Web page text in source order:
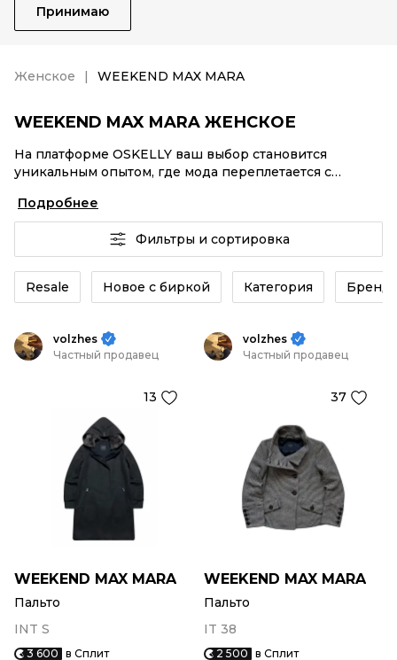
Принимаю
Женское WEEKEND MAX MARA
WEEKEND MAX MARA ЖЕНСКОЕ
На платформе OSKELLY ваш выбор становится
уникальным опытом, где мода переплетается с
аутентификация каждого заказа – WEEKEND MAX
MARA Женское от селлеров OSKELLY с быстрой
доставкой по России. Ваш стиль не ждет, и мы тоже!
Винтажные изделия или WEEKEND MAX MARA
Женское из новых коллекций – заказывайте на сайте
или в приложении OSKELLY с целой экосистемой
Подробнее
Фильтры и сортировка
Resale Новое с биркой Категория Бренд
volzhes
Частный продавец
13
WEEKEND MAX MARA
Пальто
INT S
3 600 в Сплит
volzhes
Частный продавец
37
WEEKEND MAX MARA
Пальто
IT 38
2 500 в Сплит